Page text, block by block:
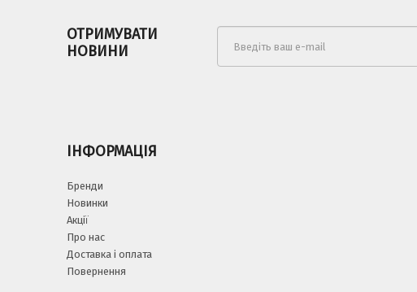
ОТРИМУВАТИ
НОВИНИ
ІНФОРМАЦІЯ
Бренди
Новинки
Акції
Про нас
Доставка і оплата
Повернення